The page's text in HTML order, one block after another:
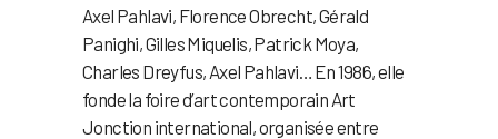
Axel Pahlavi, Florence Obrecht, Gérald
Panighi, Gilles Miquelis, Patrick Moya,
Charles Dreyfus, Axel Pahlavi… En 1986, elle
fonde la foire d’art contemporain Art
Jonction international, organisée entre